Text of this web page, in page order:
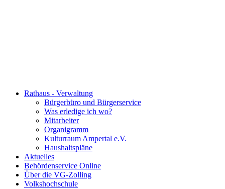
Rathaus - Verwaltung
Bürgerbüro und Bürgerservice
Was erledige ich wo?
Mitarbeiter
Organigramm
Kulturraum Ampertal e.V.
Haushaltspläne
Aktuelles
Behördenservice Online
Über die VG-Zolling
Volkshochschule